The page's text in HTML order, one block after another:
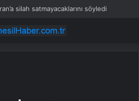
silah satmayacaklarını söyledi